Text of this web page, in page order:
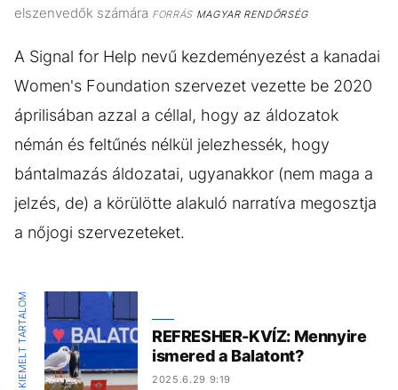
elszenvedők számára FORRÁSMAGYAR RENDŐRSÉG
A Signal for Help nevű kezdeményezést a kanadai
Women's Foundation szervezet vezette be 2020
áprilisában azzal a céllal, hogy az áldozatok
némán és feltűnés nélkül jelezhessék, hogy
bántalmazás áldozatai, ugyanakkor (nem maga a
jelzés, de) a körülötte alakuló narratíva megosztja
a nőjogi szervezeteket.
KIEMELT TARTALOM
REFRESHER-KVÍZ: Mennyire
ismered a Balatont?
2025.6.29 9:19